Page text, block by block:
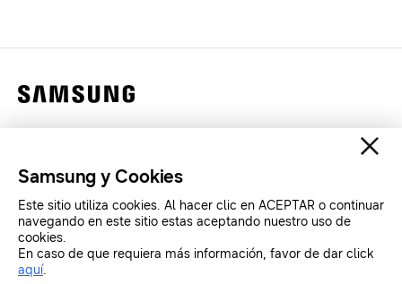
Legales
SAMSUNG.COM
Copyright© SAMSUNG All Rights Reserved.
Samsung y Cookies
Este sitio utiliza cookies. Al hacer clic en ACEPTAR o continuar
navegando en este sitio estas aceptando nuestro uso de
cookies.
En caso de que requiera más información, favor de dar click
aquí.